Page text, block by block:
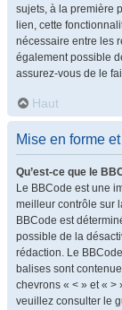
sujets, à la première
lien, cette
nécessaire entre les
également possible
assurez-vous de le
Haut
Mise en forme
Qu’est-ce que le
Le BBCode est une
meilleur contrôle sur
BBCode est
possible de la
rédaction. Le
balises sont
chevrons « < » et « >
veuillez consulter le